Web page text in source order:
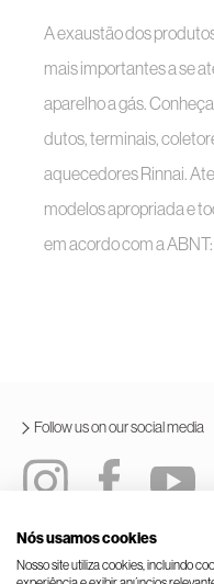
A exaustão dos
mais importantes a se
aparelho a gás.
dutos, terminais,
aquecedores Rinnai.
modelos apropriada e
em acordo com a
Follow us on our social media
Integrated policy
Nós usamos cookies
Nosso site utiliza cookies, incluindo